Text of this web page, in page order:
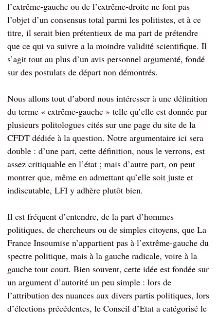
l’extrême-gauche ou de l’extrême-droite ne font pas
l’objet d’un consensus total parmi les politistes, et à ce
titre, il serait bien prétentieux de ma part de prétendre
que ce qui va suivre a la moindre validité scientifique. Il
s’agit tout au plus d’un avis personnel argumenté, fondé
sur des postulats de départ non démontrés.
Nous allons tout d’abord nous intéresser à une définition
du terme « extrême-gauche » telle qu’elle est donnée par
plusieurs politologues cités sur une page du site de la
CFDT dédiée à la question. Notre argumentaire ici sera
double : d’une part, cette définition, nous le verrons, est
assez critiquable en l’état ; mais d’autre part, on peut
montrer que, même en admettant qu’elle soit juste et
indiscutable, LFI y adhère plutôt bien.
Il est fréquent d’entendre, de la part d’hommes
politiques, de chercheurs ou de simples citoyens, que La
France Insoumise n’appartient pas à l’extrême-gauche du
spectre politique, mais à la gauche radicale, voire à la
gauche tout court. Bien souvent, cette idée est fondée sur
un argument d’autorité un peu simple : lors de
l’attribution des nuances aux divers partis politiques, lors
d’élections précédentes, le Conseil d’Etat a catégorisé le